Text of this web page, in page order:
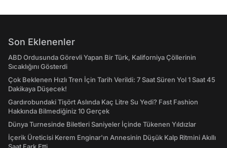
Son Eklenenler
ABD Ordusunda Görevli Yapan Bir Türk, Kaliforniya Çöllerinin
Sıcaklığını Gösterdi
Çok Beklenen Hızlı Tren İçin Tarih Verildi: 7 Saat Süren Yol 1 Saat 45
Dakikaya Düşecek!
Gardırobundaki Tişört Aslında Kaç Litre Su Yedi? Fast Fashion
Hakkında Bilmediğiniz 10 Gerçek
Dünya Turnesinde Biletleri Saniyeler İçinde Tükenen Yıldızlar
İçerik Üreticisi Kerem Enginar'ın Annesinin Düşük Kalp Ritmini Akıllı